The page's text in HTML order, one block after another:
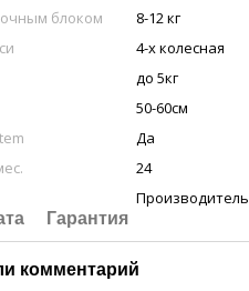
блоком
8-12 кг
4-х колесная
до 5кг
50-60см
Да
24
Производитель
Гарантия
комментарий